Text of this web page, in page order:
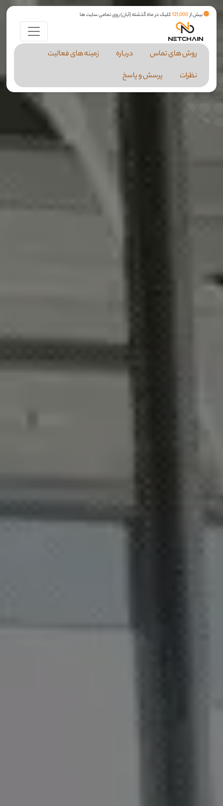
بیش از121,000کلیک در ماه گذشته (آبان) روی تمامی سایت ها
روش های تماس درباره
زمینه های فعالیت
نظرات
پرسش و پاسخ